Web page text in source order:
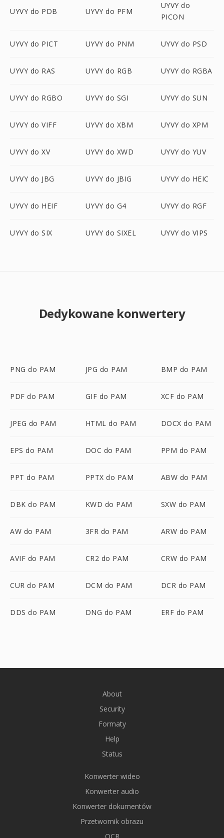
UYVY do PDB UYVY do PFM
UYVY do
PICON
UYVY do PICT UYVY do PNM UYVY do PSD
UYVY do RAS UYVY do RGB UYVY do RGBA
UYVY do RGBO UYVY do SGI UYVY do SUN
UYVY do VIFF UYVY do XBM UYVY do XPM
UYVY do XV UYVY do XWD UYVY do YUV
UYVY do JBG UYVY do JBIG UYVY do HEIC
UYVY do HEIF UYVY do G4 UYVY do RGF
UYVY do SIX UYVY do SIXEL UYVY do VIPS
Dedykowane konwertery
PNG do PAM JPG do PAM BMP do PAM
PDF do PAM GIF do PAM XCF do PAM
JPEG do PAM HTML do PAM DOCX do PAM
EPS do PAM DOC do PAM PPM do PAM
PPT do PAM PPTX do PAM ABW do PAM
DBK do PAM KWD do PAM SXW do PAM
AW do PAM 3FR do PAM ARW do PAM
AVIF do PAM CR2 do PAM CRW do PAM
CUR do PAM DCM do PAM DCR do PAM
DDS do PAM DNG do PAM ERF do PAM
About
Security
Formaty
Help
Status
Konwerter wideo
Konwerter audio
Konwerter dokumentów
Przetwornik obrazu